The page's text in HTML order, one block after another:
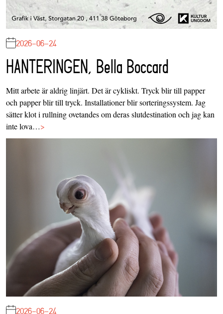
2026-06-24
HANTERINGEN, Bella Boccard
Mitt arbete är aldrig linjärt. Det är cykliskt. Tryck blir till papper
och papper blir till tryck. Installationer blir sorteringssystem. Jag
sätter klot i rullning ovetandes om deras slutdestination och jag kan
inte lova…>
2026-06-24